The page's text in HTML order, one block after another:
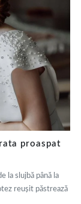
proaspat
la slujbă până la
reușit păstrează